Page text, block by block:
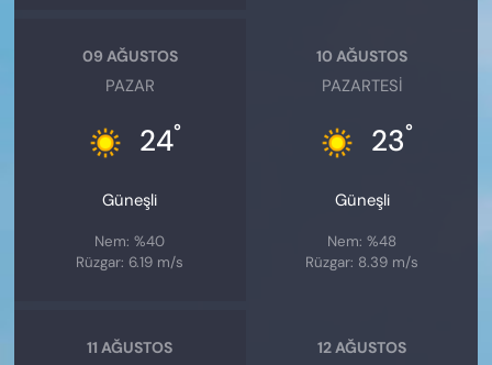
09 AĞUSTOS
PAZAR
24°
Güneşli
Nem: %40
Rüzgar: 6.19 m/s
10 AĞUSTOS
PAZARTESI
23°
Güneşli
Nem: %48
Rüzgar: 8.39 m/s
11 AĞUSTOS 12 AĞUSTOS